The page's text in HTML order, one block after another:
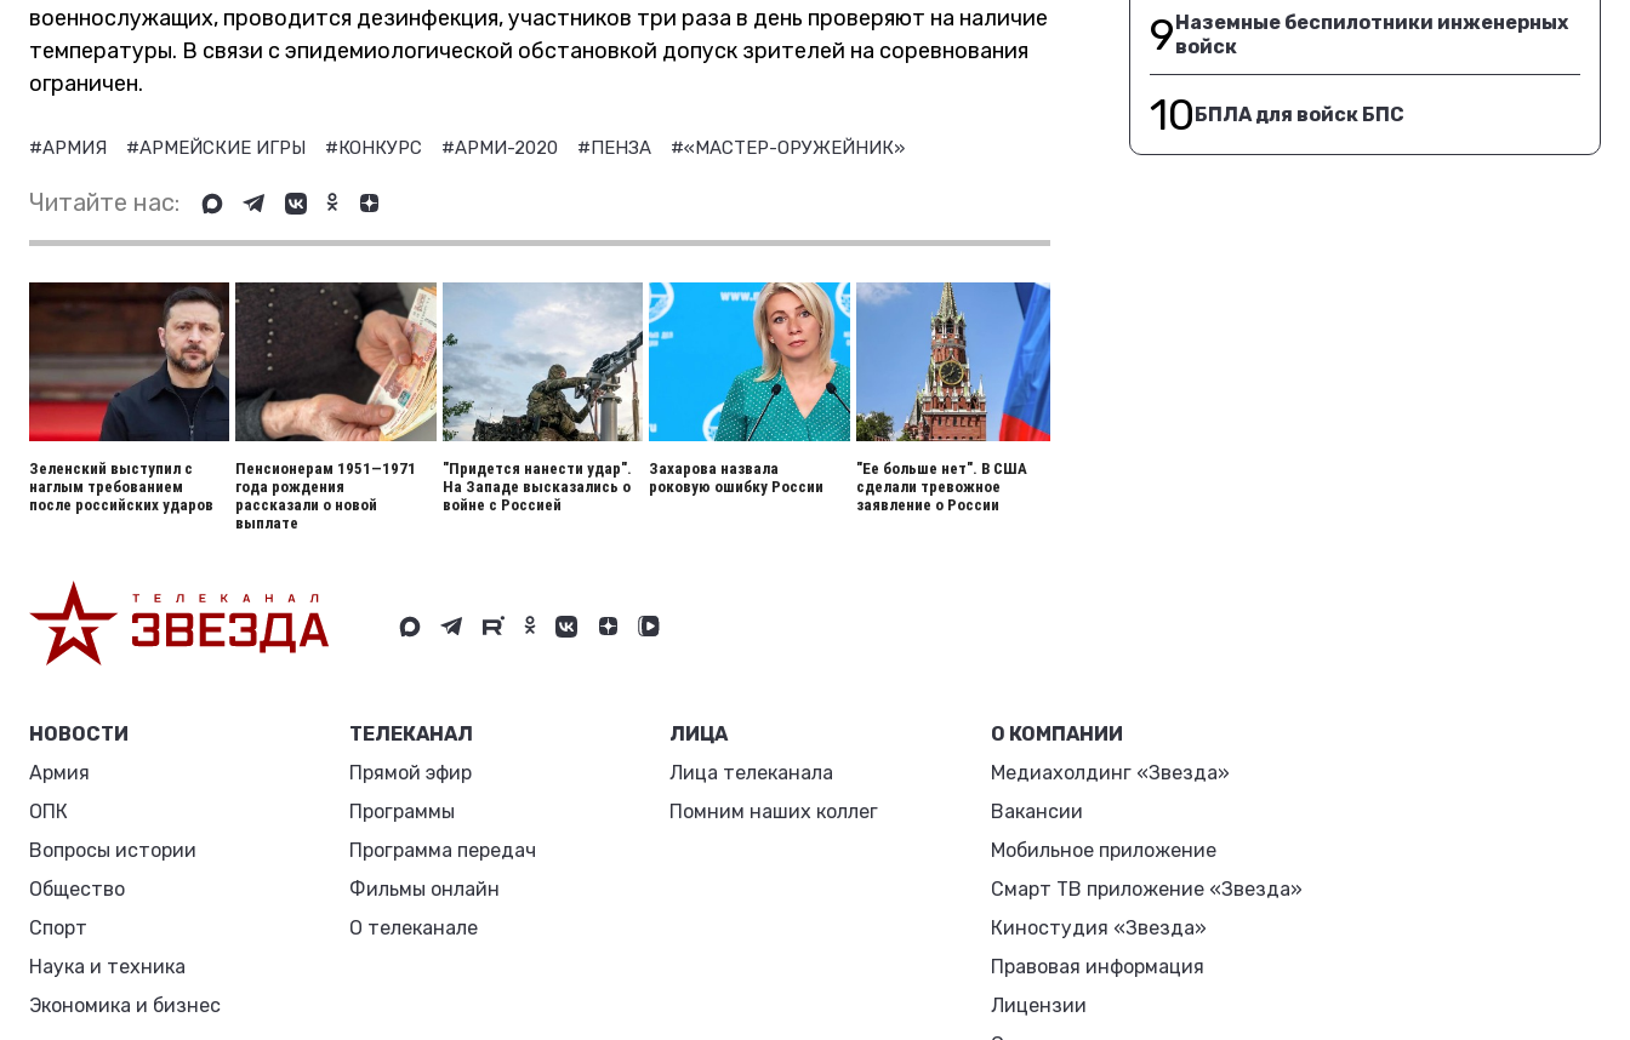
военнослужащих, проводится дезинфекция, участников три раза в день проверяют на наличие
температуры. В связи с эпидемиологической обстановкой допуск зрителей на соревнования
ограничен.
#АРМИЯ #АРМЕЙСКИЕ ИГРЫ #КОНКУРС #АРМИ-2020 #ПЕНЗА #«МАСТЕР-ОРУЖЕЙНИК»
Читайте нас:
Зеленский выступил с
наглым требованием
после российских ударов
Пенсионерам 1951—1971
года рождения
рассказали о новой
выплате
"Придется нанести удар".
На Западе высказались о
войне с Россией
Захарова назвала
роковую ошибку России
"Ее больше нет". В США
сделали тревожное
заявление о России
9Наземные беспилотники инженерных
войск
10БПЛА для войск БПС
НОВОСТИ
Армия
ОПК
Вопросы истории
Общество
Спорт
Наука и техника
Экономика и бизнес
ТЕЛЕКАНАЛ
Прямой эфир
Программы
Программа передач
Фильмы онлайн
О телеканале
ЛИЦА
Лица телеканала
Помним наших коллег
О КОМПАНИИ
Медиахолдинг «Звезда»
Вакансии
Мобильное приложение
Смарт ТВ приложение «Звезда»
Киностудия «Звезда»
Правовая информация
Лицензии